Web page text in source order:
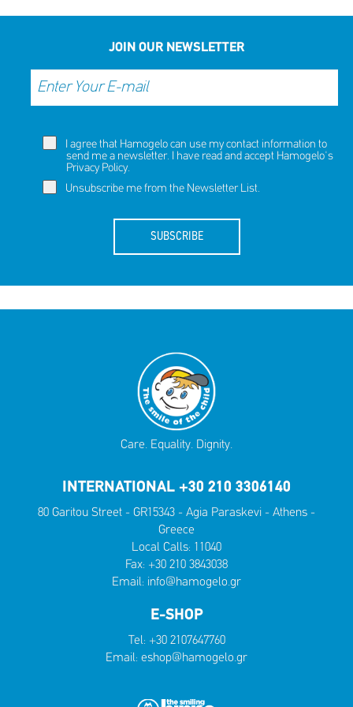
JOIN OUR NEWSLETTER
I agree that Hamogelo can use my contact information to
send me a newsletter. I have read and accept Hamogelo's
Privacy Policy.
Unsubscribe me from the Newsletter List.
SUBSCRIBE
Care. Equality. Dignity.
INTERNATIONAL +30 210 3306140
80 Garitou Street - GR15343 - Agia Paraskevi - Athens -
Greece
Local Calls: 11040
Fax: +30 210 3843038
Email: info@hamogelo.gr
E-SHOP
Tel: +30 2107647760
Email: eshop@hamogelo.gr